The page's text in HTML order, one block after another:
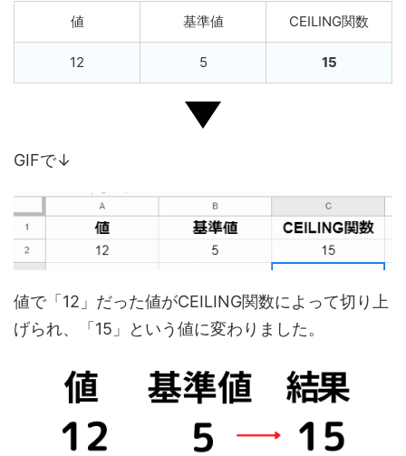
値 基準値 CEILING関数
12 5 15
GIFで↓
値で「12」だった値がCEILING関数によって切り上
げられ、「15」という値に変わりました。